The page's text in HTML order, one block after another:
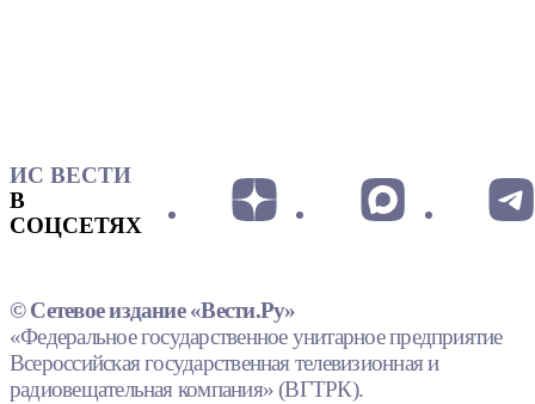
ИС ВЕСТИ
В
СОЦСЕТЯХ
© Сетевое издание «Вести.Ру»
«Федеральное государственное унитарное предприятие
Всероссийская государственная телевизионная и
радиовещательная компания» (ВГТРК).